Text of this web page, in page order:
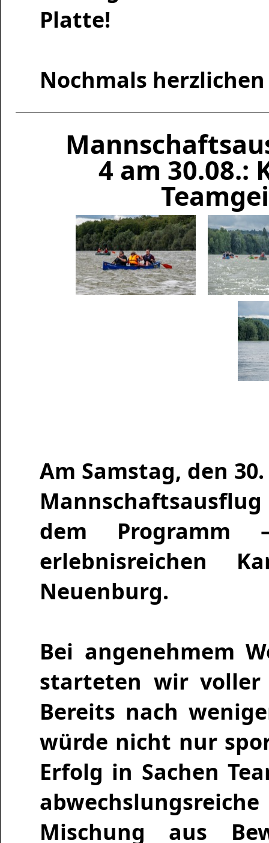
Platte!
Nochmals
4 am 30.08.:
Am Samstag, den
Mannschaftsausflug
dem
erlebnisreichen
Neuenburg.
Bei angenehmem
starteten wir voller
Bereits nach
würde nicht nur
Erfolg in Sachen
Mischung aus